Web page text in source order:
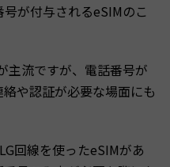
が付与されるeSIMのこ
主流ですが、電話番号が
や認証が必要な場面にも
回線を使ったeSIMがあ